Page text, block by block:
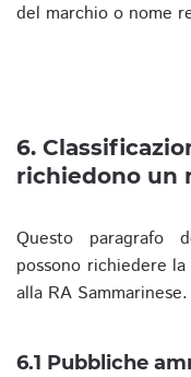
del marchio o nome
6.
richiedono un
Questo paragrafo
possono richiedere
alla RA Sammarinese.
6.1 Pubbliche